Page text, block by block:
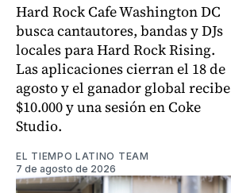
Hard Rock Cafe Washington DC
busca cantautores, bandas y DJs
locales para Hard Rock Rising.
Las aplicaciones cierran el 18 de
agosto y el ganador global recibe
$10.000 y una sesión en Coke
Studio.
EL TIEMPO LATINO TEAM
7 de agosto de 2026